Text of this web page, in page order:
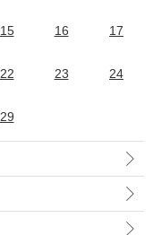
15 16 17
22 23 24
29